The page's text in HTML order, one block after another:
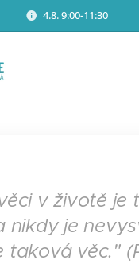
4.8. 9:00-11:30
v životě je
nikdy je
taková věc."